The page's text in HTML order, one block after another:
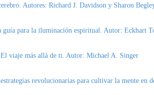
Autores: Richard J. Davidson y Sharon
para la iluminación espiritual. Autor: Eckhart
viaje más allá de ti. Autor: Michael A. Singer
revolucionarias para cultivar la mente